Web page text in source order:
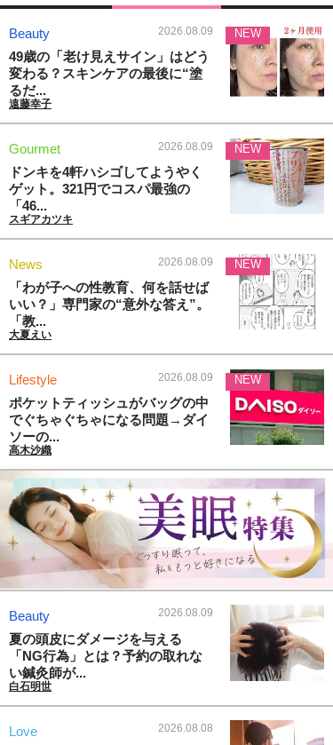
Beauty 2026.08.09
49歳の「老け見えサイン」はどう
変わる？スキンケアの最後に“塗
るだ...
遠藤幸子
NEW
Gourmet 2026.08.09
ドンキを4軒ハシゴしてようやく
ゲット。321円でコスパ最強の
「46...
スギアカツキ
NEW
News 2026.08.09
「わが子への性教育、何を話せば
いい？」専門家の“意外な答え”。
「教...
大夏えい
NEW
Lifestyle 2026.08.09
ポケットティッシュがバッグの中
でぐちゃぐちゃになる問題→ダイ
ソーの...
高木沙織
NEW
Beauty 2026.08.09
夏の頭皮にダメージを与える
「NG行為」とは？予約の取れな
い鍼灸師が...
白石明世
Love 2026.08.08